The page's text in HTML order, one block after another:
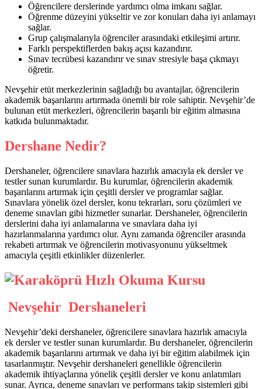
Öğrencilere derslerinde yardımcı olma imkanı sağlar.
Öğrenme düzeyini yükseltir ve zor konuları daha iyi anlamayı
sağlar.
Grup çalışmalarıyla öğrenciler arasındaki etkileşimi artırır.
Farklı perspektiflerden bakış açısı kazandırır.
Sınav tecrübesi kazandırır ve sınav stresiyle başa çıkmayı
öğretir.
Nevşehir etüt merkezlerinin sağladığı bu avantajlar, öğrencilerin
akademik başarılarını artırmada önemli bir role sahiptir. Nevşehir’de
bulunan etüt merkezleri, öğrencilerin başarılı bir eğitim almasına
katkıda bulunmaktadır.
Dershane Nedir?
Dershaneler, öğrencilere sınavlara hazırlık amacıyla ek dersler ve
testler sunan kurumlardır. Bu kurumlar, öğrencilerin akademik
başarılarını artırmak için çeşitli dersler ve programlar sağlar.
Sınavlara yönelik özel dersler, konu tekrarları, soru çözümleri ve
deneme sınavları gibi hizmetler sunarlar. Dershaneler, öğrencilerin
derslerini daha iyi anlamalarına ve sınavlara daha iyi
hazırlanmalarına yardımcı olur. Aynı zamanda öğrenciler arasında
rekabeti artırmak ve öğrencilerin motivasyonunu yükseltmek
amacıyla çeşitli etkinlikler düzenlerler.
Nevşehir Dershaneleri
Nevşehir’deki dershaneler, öğrencilere sınavlara hazırlık amacıyla
ek dersler ve testler sunan kurumlardır. Bu dershaneler, öğrencilerin
akademik başarılarını artırmak ve daha iyi bir eğitim alabilmek için
tasarlanmıştır. Nevşehir dershaneleri genellikle öğrencilerin
akademik ihtiyaçlarına yönelik çeşitli dersler ve konu anlatımları
sunar. Ayrıca, deneme sınavları ve performans takip sistemleri gibi